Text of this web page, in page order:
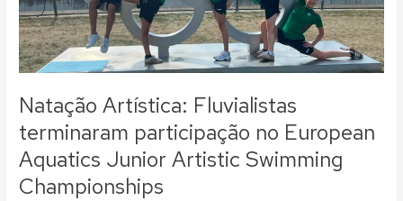
Natação Artística: Fluvialistas
terminaram participação no European
Aquatics Junior Artistic Swimming
Championships
European
Aquatics
Junior
Artistic
Championships